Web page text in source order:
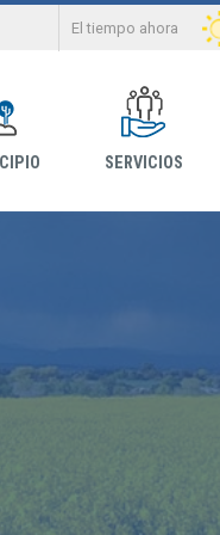
El tiempo ahora
SERVICIOS